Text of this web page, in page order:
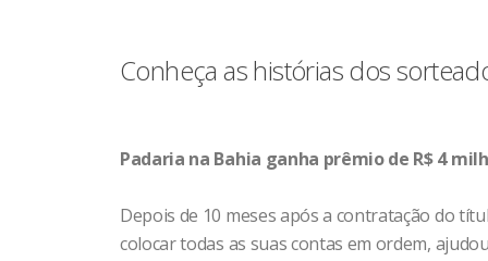
Maio
Junho
Conheça as histórias dos
Padaria na Bahia ganha prêmio de R$ 4
Depois de 10 meses após a contratação do
colocar todas as suas contas em ordem,